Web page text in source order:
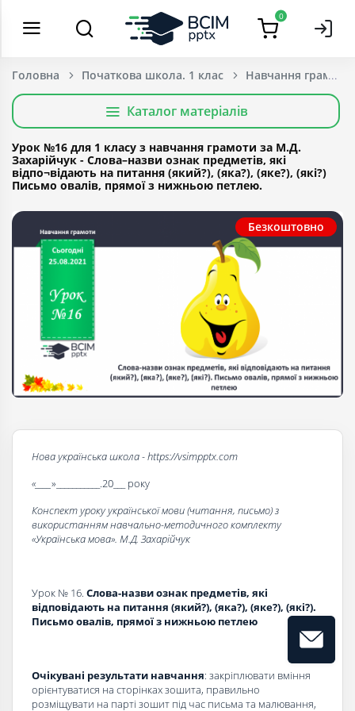
0
Головна Початкова школа. 1 клас Навчання грамоти
Каталог матеріалів
Урок №16 для 1 класу з навчання грамоти за М.Д.
Захарійчук - Слова–назви ознак предметів, які
відпо¬відають на питання (який?), (яка?), (яке?), (які?)
Письмо овалів, прямої з нижньою петлею.
Безкоштовно
Нова українська школа - https://vsimpptx.com
«____ »___________.20___ року
Конспект уроку української мови (читання, письмо) з
використанням навчально-методичного комплекту
«Українська мова». М.Д. Захарійчук
Урок № 16. Слова-назви ознак предметів, які
відповідають на питання (який?), (яка?), (яке?), (які?).
Письмо овалів, прямої з нижньою петлею
Очікувані результати навчання: закріплювати вміння
орієнтуватися на сторінках зошита, правильно
розміщувати на парті зошит під час письма та малювання,